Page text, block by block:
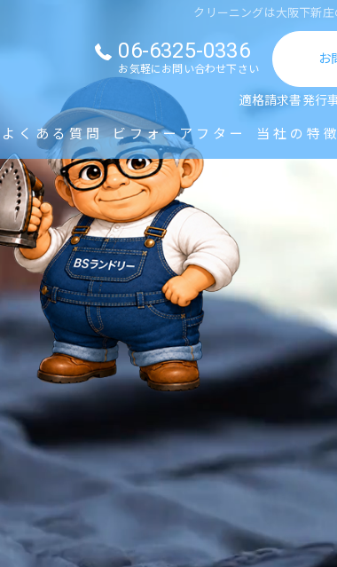
クリーニングは大阪下新
06-6325-0336
お気軽にお問い合わせ下さい
お
適格請求書発行
リーニング
よくある質問 ビフォーアフター 当社の特徴
業務用
集配